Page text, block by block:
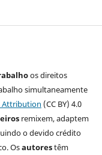
os direitos
simultaneamente
Attribution (CC BY) 4.0
remixem, adaptem
o devido crédito
Osautorestêm